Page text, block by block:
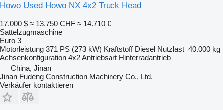
Howo Used Howo NX 4x2 Truck Head
17.000 $ ≈ 13.750 CHF ≈ 14.710 €
Sattelzugmaschine
Euro 3
Motorleistung 371 PS (273 kW) Kraftstoff Diesel Nutzlast 40.000 kg
Achsenkonfiguration 4x2Antriebsart Hinterradantrieb
China, Jinan
Jinan Fudeng Construction Machinery Co., Ltd.
Verkäufer kontaktieren